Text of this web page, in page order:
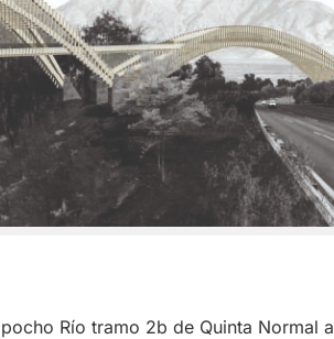
Río tramo 2b de Quinta Normal a